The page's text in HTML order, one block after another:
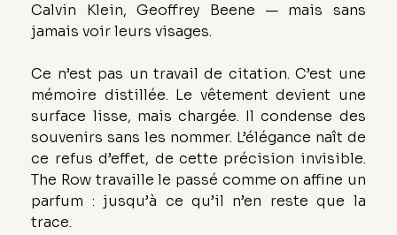
Calvin Klein, Geoffrey Beene — mais sans
jamais voir leurs visages.
Ce n’est pas un travail de citation. C’est une
mémoire distillée. Le vêtement devient une
surface lisse, mais chargée. Il condense des
souvenirs sans les nommer. L’élégance naît de
ce refus d’effet, de cette précision invisible.
The Row travaille le passé comme on affine un
parfum : jusqu’à ce qu’il n’en reste que la
trace.